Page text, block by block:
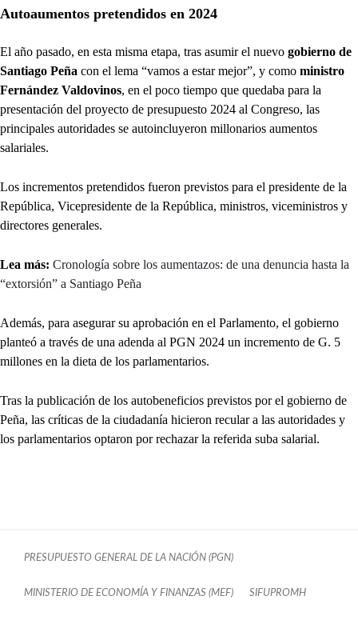
Autoaumentos pretendidos en 2024
El año pasado, en esta misma etapa, tras asumir el nuevo gobierno de
Santiago Peña con el lema “vamos a estar mejor”, y como ministro
Fernández Valdovinos, en el poco tiempo que quedaba para la
presentación del proyecto de presupuesto 2024 al Congreso, las
principales autoridades se autoincluyeron millonarios aumentos
salariales.
Los incrementos pretendidos fueron previstos para el presidente de la
República, Vicepresidente de la República, ministros, viceministros y
directores generales.
Lea más: Cronología sobre los aumentazos: de una denuncia hasta la
“extorsión” a Santiago Peña
Además, para asegurar su aprobación en el Parlamento, el gobierno
planteó a través de una adenda al PGN 2024 un incremento de G. 5
millones en la dieta de los parlamentarios.
Tras la publicación de los autobeneficios previstos por el gobierno de
Peña, las críticas de la ciudadanía hicieron recular a las autoridades y
los parlamentarios optaron por rechazar la referida suba salarial.
PRESUPUESTO GENERAL DE LA NACIÓN (PGN)
MINISTERIO DE ECONOMÍA Y FINANZAS (MEF) SIFUPROMH